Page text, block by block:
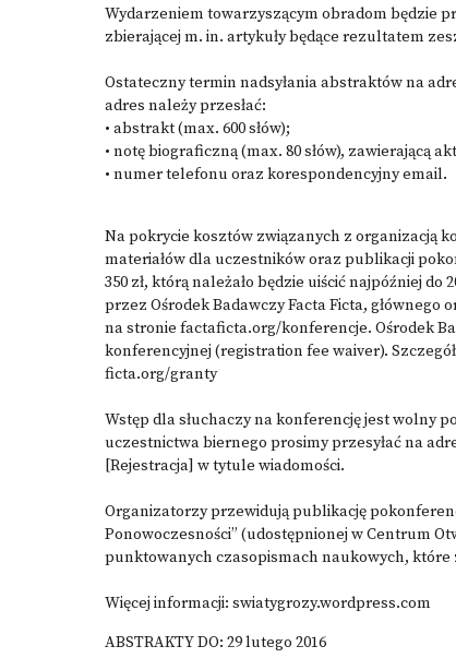
Wydarzeniem towarzyszącym obradom będzie
zbierającej m. in. artykuły będące rezultatem
Ostateczny termin nadsyłania abstraktów na
adres należy przesłać:
• abstrakt (max. 600 słów);
• notę biograficzną (max. 80 słów), zawierającą
• numer telefonu oraz korespondencyjny email.
Na pokrycie kosztów związanych z organizacją
materiałów dla uczestników oraz publikacji
350 zł, którą należało będzie uiścić najpóźniej
przez Ośrodek Badawczy Facta Ficta,
na stronie factaficta.org/konferencje. Ośrodek
konferencyjnej (registration fee waiver).
ficta.org/granty
Wstęp dla słuchaczy na konferencję jest wolny
uczestnictwa biernego prosimy przesyłać na
[Rejestracja] w tytule wiadomości.
Organizatorzy przewidują publikację
Ponowoczesności” (udostępnionej w Centrum
punktowanych czasopismach naukowych, które
Więcej informacji: swiatygrozy.wordpress.com
ABSTRAKTY DO: 29 lutego 2016